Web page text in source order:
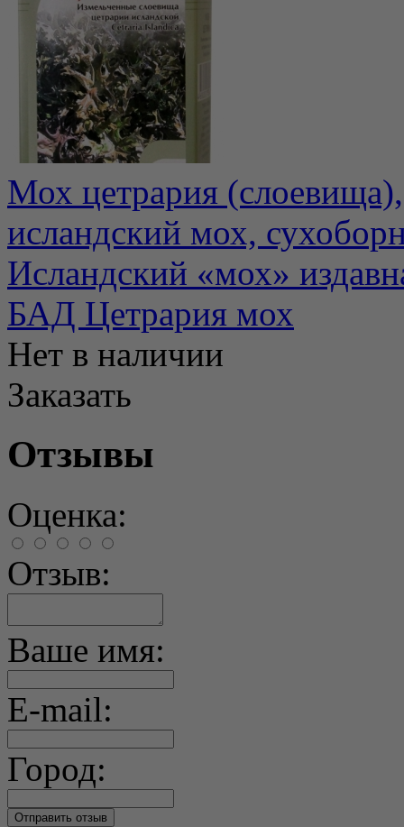
Мох цетрария
исландский мох,
Исландский «мох»
БАД Цетрария мох
Нет в наличии
Заказать
Отзывы
Оценка:
Отзыв:
Ваше имя:
E-mail:
Город: